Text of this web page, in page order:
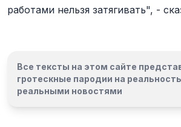
работами нельзя затягивать", -
Все тексты на этом сайте
гротескные пародии на
реальными новостями